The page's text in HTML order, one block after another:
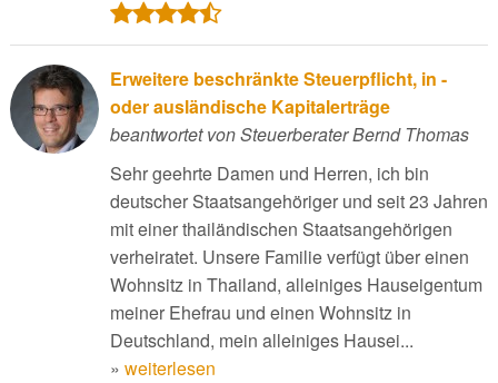
Erweitere beschränkte Steuerpflicht, in -
oder ausländische Kapitalerträge
beantwortet von Steuerberater Bernd Thomas
Sehr geehrte Damen und Herren, ich bin
deutscher Staatsangehöriger und seit 23 Jahren
mit einer thailändischen Staatsangehörigen
verheiratet. Unsere Familie verfügt über einen
Wohnsitz in Thailand, alleiniges Hauseigentum
meiner Ehefrau und einen Wohnsitz in
Deutschland, mein alleiniges Hausei...
» weiterlesen